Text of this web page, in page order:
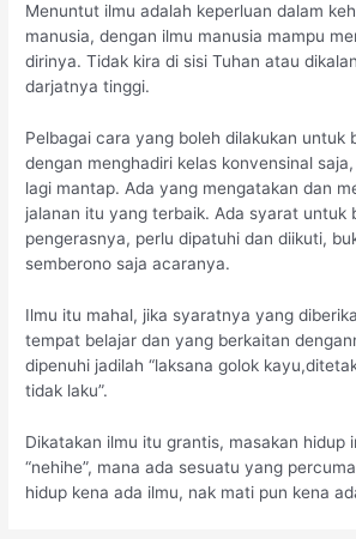
Menuntut ilmu adalah keperluan dalam
manusia, dengan ilmu manusia mampu
dirinya. Tidak kira di sisi Tuhan atau
darjatnya tinggi.
Pelbagai cara yang boleh dilakukan untuk
dengan menghadiri kelas konvensinal
lagi mantap. Ada yang mengatakan dan
jalanan itu yang terbaik. Ada syarat untuk
pengerasnya, perlu dipatuhi dan diikuti,
semberono saja acaranya.
Ilmu itu mahal, jika syaratnya yang
tempat belajar dan yang berkaitan
dipenuhi jadilah “laksana golok
tidak laku”.
Dikatakan ilmu itu grantis, masakan hidup
“nehihe”, mana ada sesuatu yang
hidup kena ada ilmu, nak mati pun kena